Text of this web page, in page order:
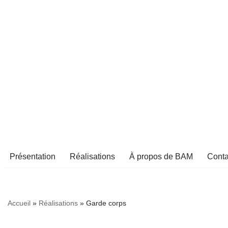
Présentation Réalisations À propos de BAM
Accueil » Réalisations » Garde corps